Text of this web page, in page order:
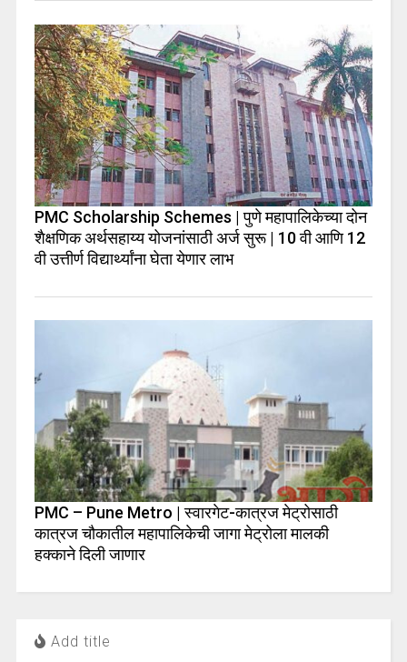
PMC Scholarship Schemes | पुणे महापालिकेच्या दोन
शैक्षणिक अर्थसहाय्य योजनांसाठी अर्ज सुरू | 10 वी आणि 12
वी उत्तीर्ण विद्यार्थ्यांना घेता येणार लाभ
PMC – Pune Metro | स्वारगेट-कात्रज मेट्रोसाठी
कात्रज चौकातील महापालिकेची जागा मेट्रोला मालकी
हक्काने दिली जाणार
Add title